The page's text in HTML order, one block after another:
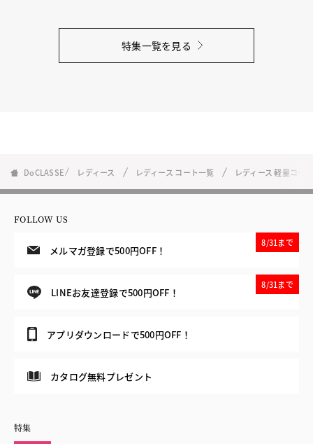
特集一覧を見る
DoCLASSE レディース レディース コート一覧 レディース 軽量コー
FOLLOW US
メルマガ登録で500円OFF！
8/31まで
LINEお友達登録で500円OFF！
8/31まで
アプリダウンロードで500円OFF！
カタログ無料プレゼント
特集